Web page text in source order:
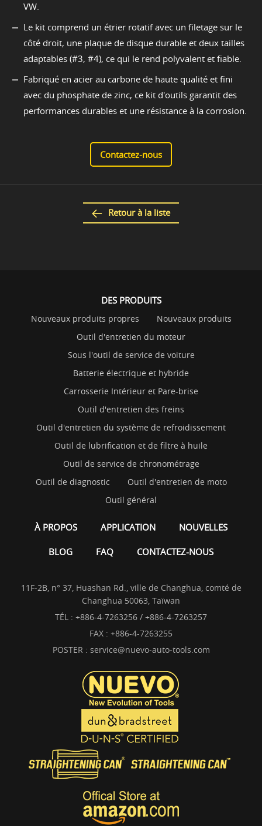
VW.
Le kit comprend un étrier rotatif avec un filetage sur le
côté droit, une plaque de disque durable et deux tailles
adaptables (#3, #4), ce qui le rend polyvalent et fiable.
Fabriqué en acier au carbone de haute qualité et fini
avec du phosphate de zinc, ce kit d'outils garantit des
performances durables et une résistance à la corrosion.
Contactez-nous
Retour à la liste
DES PRODUITS
Nouveaux produits propres
Nouveaux produits
Outil d'entretien du moteur
Sous l'outil de service de voiture
Batterie électrique et hybride
Carrosserie Intérieur et Pare-brise
Outil d'entretien des freins
Outil d'entretien du système de refroidissement
Outil de lubrification et de filtre à huile
Outil de service de chronométrage
Outil de diagnostic
Outil d'entretien de moto
Outil général
À PROPOS APPLICATION NOUVELLES
BLOG FAQ CONTACTEZ-NOUS
11F-2B, n° 37, Huashan Rd., ville de Changhua, comté de
Changhua 50063, Taïwan
TÉL : +886-4-7263256 / +886-4-7263257
FAX : +886-4-7263255
POSTER : service@nuevo-auto-tools.com